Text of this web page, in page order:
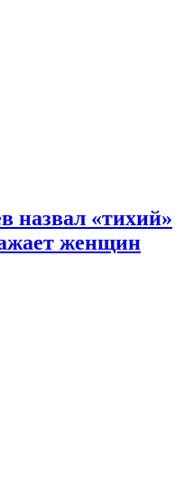
назвал «тихий»
женщин